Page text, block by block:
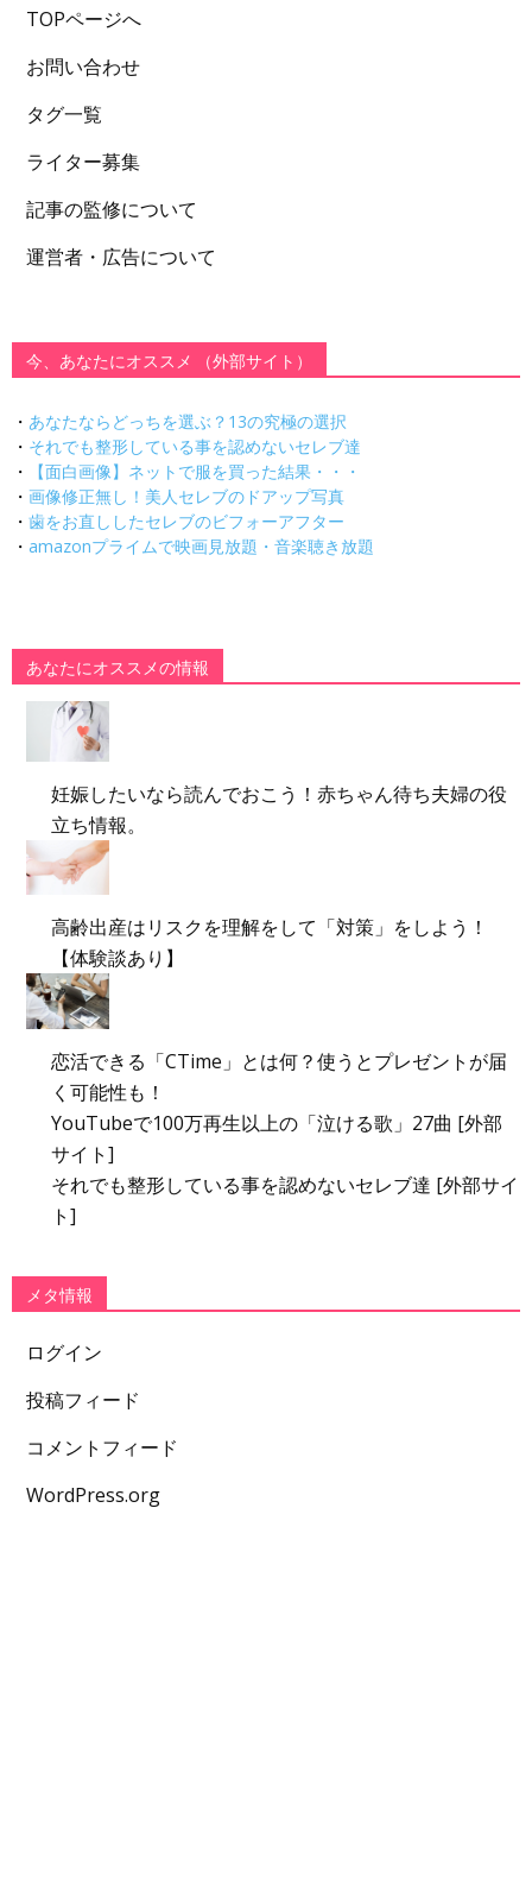
TOPページへ
お問い合わせ
タグ一覧
ライター募集
記事の監修について
運営者・広告について
今、あなたにオススメ （外部サイト）
・ あなたならどっちを選ぶ？13の究極の選択
・ それでも整形している事を認めないセレブ達
・
【面白画像】ネットで服を買った結果・・・
・ 画像修正無し！美人セレブのドアップ写真
・ 歯をお直ししたセレブのビフォーアフター
・ amazonプライムで映画見放題・音楽聴き放題
あなたにオススメの情報
妊娠したいなら読んでおこう！赤ちゃん待ち夫婦の役
立ち情報。
高齢出産はリスクを理解をして「対策」をしよう！
【体験談あり】
恋活できる「CTime」とは何？使うとプレゼントが届
く可能性も！
YouTubeで100万再生以上の「泣ける歌」27曲 [外部
サイト]
それでも整形している事を認めないセレブ達 [外部サイ
ト]
メタ情報
ログイン
投稿フィード
コメントフィード
WordPress.org